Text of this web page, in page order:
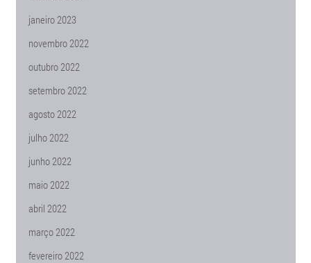
janeiro 2023
novembro 2022
outubro 2022
setembro 2022
agosto 2022
julho 2022
junho 2022
maio 2022
abril 2022
março 2022
fevereiro 2022